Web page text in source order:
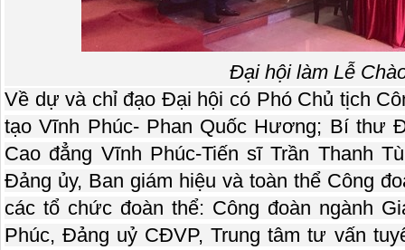
Đại hội làm Lễ
Về dự và chỉ đạo Đại hội có Phó Chủ tịch
tạo Vĩnh Phúc- Phan Quốc Hương; Bí thư
Cao đẳng Vĩnh Phúc-Tiến sĩ Trần Thanh
Đảng ủy, Ban giám hiệu và toàn thể Công
các tổ chức đoàn thể: Công đoàn ngành
Phúc, Đảng uỷ CĐVP, Trung tâm tư vấn